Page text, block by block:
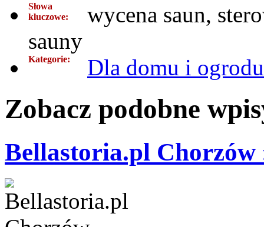
Słowa
kluczowe:
wycena saun,
sauny
Kategorie: Dla domu i ogrodu
Zobacz podobne
Bellastoria.pl Chorzów